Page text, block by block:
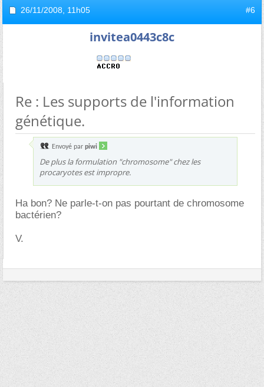
26/11/2008, 11h05 #6
invitea0443c8c
Re : Les supports de l'information
génétique.
Envoyé par piwi
De plus la formulation "chromosome" chez les
procaryotes est impropre.
Ha bon? Ne parle-t-on pas pourtant de chromosome
bactérien?
V.